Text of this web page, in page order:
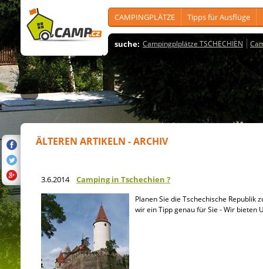
CAMPINGPLÄTZE Tipps für Ausflüge
suche: Campingplplätze TSCHECHIEN
ÄLTEREN ARTIKELN - ARCHIV
3.6.2014 Camping in Tschechien ?
Planen Sie die Tschechische Republik
wir ein Tipp genau für Sie - Wir bieten